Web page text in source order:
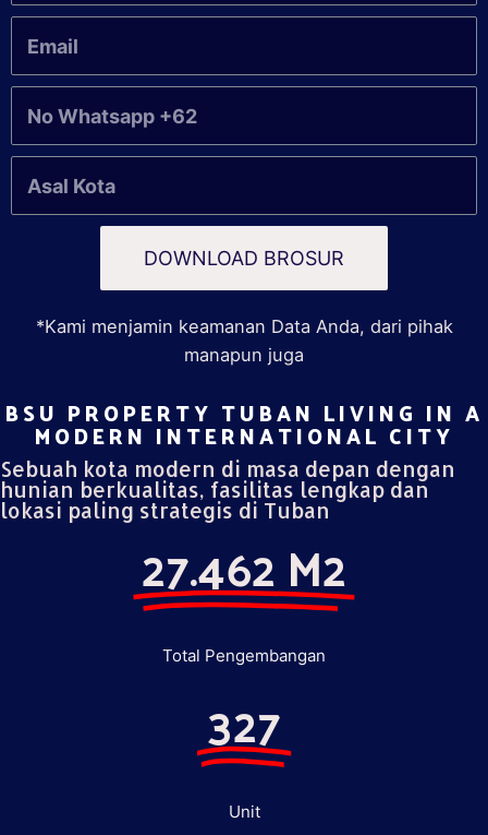
DOWNLOAD BROSUR
*Kami menjamin keamanan Data Anda, dari pihak
manapun juga
BSU PROPERTY TUBAN LIVING IN A
MODERN INTERNATIONAL CITY​
Sebuah kota modern di masa depan dengan
hunian berkualitas, fasilitas lengkap dan
lokasi paling strategis di Tuban
27.462 M2
Total Pengembangan
327
Unit